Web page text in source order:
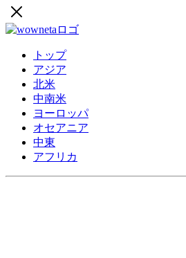
トップ
アジア
北米
中南米
ヨーロッパ
オセアニア
中東
アフリカ